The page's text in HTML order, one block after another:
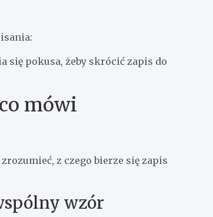
się pokusa, żeby skrócić zapis do
mówi
z czego bierze się zapis
wzór